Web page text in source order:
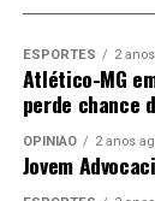
ESPORTES 2
Atlético-MG
perde chance
OPINIÃO 2 anos
Jovem